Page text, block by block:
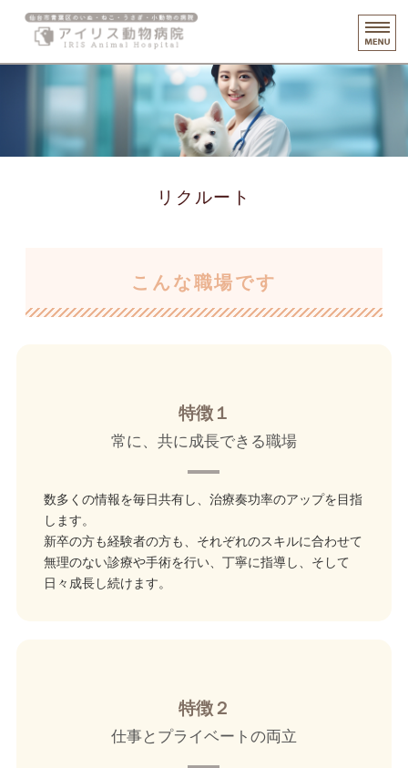
仙台市
ホーム
診療・健診案内
リクルート
こんな職場です
特徴１
常に、共に成長できる職場
数多くの情報を毎日共有し、治療奏功率のアップを目指
します。
新卒の方も経験者の方も、それぞれのスキルに合わせて
無理のない診療や手術を行い、丁寧に指導し、そして
日々成長し続けます。
特徴２
仕事とプライベートの両立